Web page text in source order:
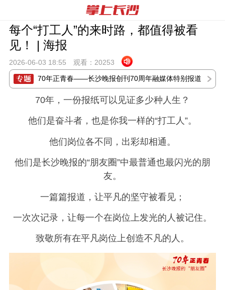
每个“打工人”的来时路，都值得被看
见！ | 海报
2026-06-03 18:55 观看： 20253
70年正青春——长沙晚报创刊70周年融媒体特别报道
70年，一份报纸可以见证多少种人生？
他们是奋斗者，也是你我一样的“打工人”。
他们岗位各不同，出彩却相通。
他们是长沙晚报的“朋友圈”中最普通也最闪光的朋
友。
一篇篇报道，让平凡的坚守被看见；
一次次记录，让每一个在岗位上发光的人被记住。
致敬所有在平凡岗位上创造不凡的人。